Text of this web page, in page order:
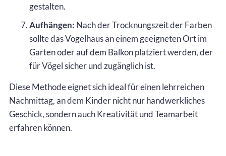
gestalten.
Aufhängen: Nach der Trocknungszeit der Farben
sollte das Vogelhaus an einem geeigneten Ort im
Garten oder auf dem Balkon platziert werden, der
für Vögel sicher und zugänglich ist.
Diese Methode eignet sich ideal für einen lehrreichen
Nachmittag, an dem Kinder nicht nur handwerkliches
Geschick, sondern auch Kreativität und Teamarbeit
erfahren können.